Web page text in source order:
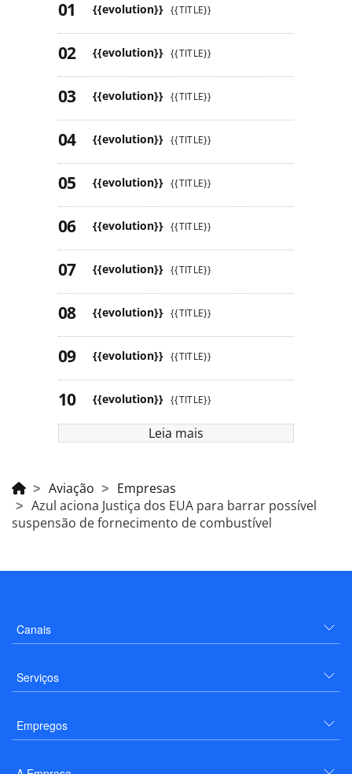
{{evolution}} {{TITLE}}
{{evolution}} {{TITLE}}
{{evolution}} {{TITLE}}
{{evolution}} {{TITLE}}
{{evolution}} {{TITLE}}
{{evolution}} {{TITLE}}
{{evolution}} {{TITLE}}
{{evolution}} {{TITLE}}
{{evolution}} {{TITLE}}
{{evolution}} {{TITLE}}
Leia mais
Aviação
Empresas
Azul aciona Justiça dos EUA para barrar possível
suspensão de fornecimento de combustível
Canais
Serviços
Empregos